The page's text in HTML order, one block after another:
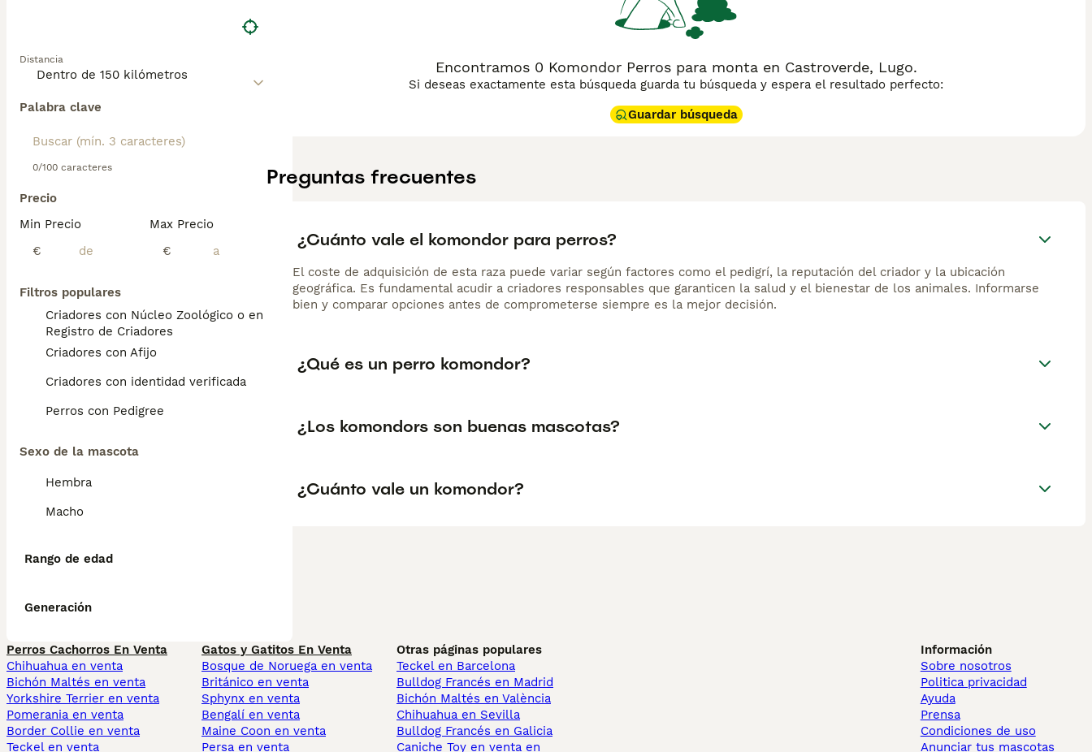
Distancia
Palabra clave
0/100 caracteres
Precio
Min Precio
€
Max Precio
€
Filtros populares
Criadores con Núcleo Zoológico o en el
Registro de Criadores
Criadores con Afijo
Criadores con identidad verificada
Perros con Pedigree
Sexo de la mascota
Hembra
Macho
Rango de edad
Generación
Encontramos 0 Komondor Perros para monta en Castroverde, Lugo.
Si deseas exactamente esta búsqueda guarda tu búsqueda y espera el resultado perfecto:
Guardar búsqueda
Preguntas frecuentes
¿Cuánto vale el komondor para perros?
El coste de adquisición de esta raza puede variar según factores como el pedigrí, la reputación del criador y la ubicación
geográfica. Es fundamental acudir a criadores responsables que garanticen la salud y el bienestar de los animales. Informarse
bien y comparar opciones antes de comprometerse siempre es la mejor decisión.
¿Qué es un perro komondor?
¿Los komondors son buenas mascotas?
¿Cuánto vale un komondor?
Perros Cachorros En Venta
Chihuahua en venta
Bichón Maltés en venta
Yorkshire Terrier en venta
Pomerania en venta
Border Collie en venta
Teckel en venta
Gatos y Gatitos En Venta
Bosque de Noruega en venta
Británico en venta
Sphynx en venta
Bengalí en venta
Maine Coon en venta
Persa en venta
Otras páginas populares
Teckel en Barcelona
Bulldog Francés en Madrid
Bichón Maltés en València
Chihuahua en Sevilla
Bulldog Francés en Galicia
Caniche Toy en venta en
Información
Sobre nosotros
Politica privacidad
Ayuda
Prensa
Condiciones de uso
Anunciar tus mascotas